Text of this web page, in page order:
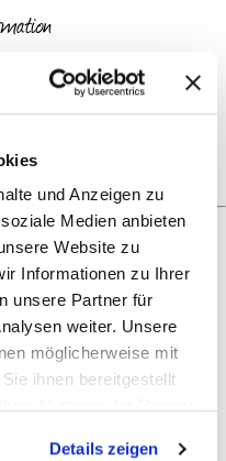
und Anzeigen zu
Medien anbieten
Website zu
Informationen zu Ihrer
unsere Partner für
weiter. Unsere
möglicherweise mit
ihnen bereitgestellt
Details zeigen